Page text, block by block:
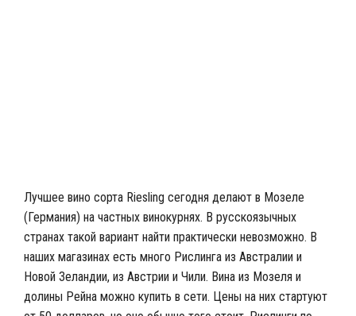
Лучшее вино сорта Riesling сегодня делают в Мозеле
(Германия) на частных винокурнях. В русскоязычных
странах такой вариант найти практически невозможно. В
наших магазинах есть много Рислинга из Австралии и
Новой Зеландии, из Австрии и Чили. Вина из Мозеля и
долины Рейна можно купить в сети. Цены на них стартуют